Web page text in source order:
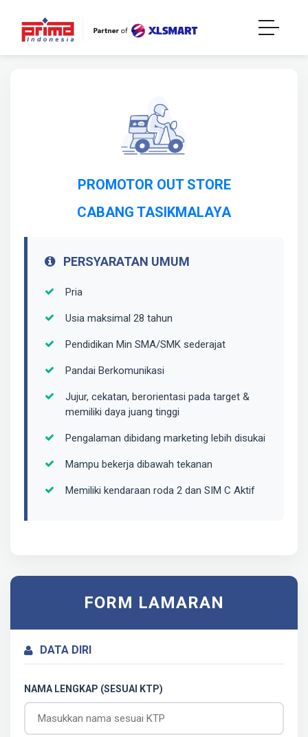
PROMOTOR OUT STORE
CABANG TASIKMALAYA
PERSYARATAN UMUM
Pria
Usia maksimal 28 tahun
Pendidikan Min SMA/SMK sederajat
Pandai Berkomunikasi
Jujur, cekatan, berorientasi pada target &
memiliki daya juang tinggi
Pengalaman dibidang marketing lebih disukai
Mampu bekerja dibawah tekanan
Memiliki kendaraan roda 2 dan SIM C Aktif
FORM LAMARAN
DATA DIRI
NAMA LENGKAP (SESUAI KTP)